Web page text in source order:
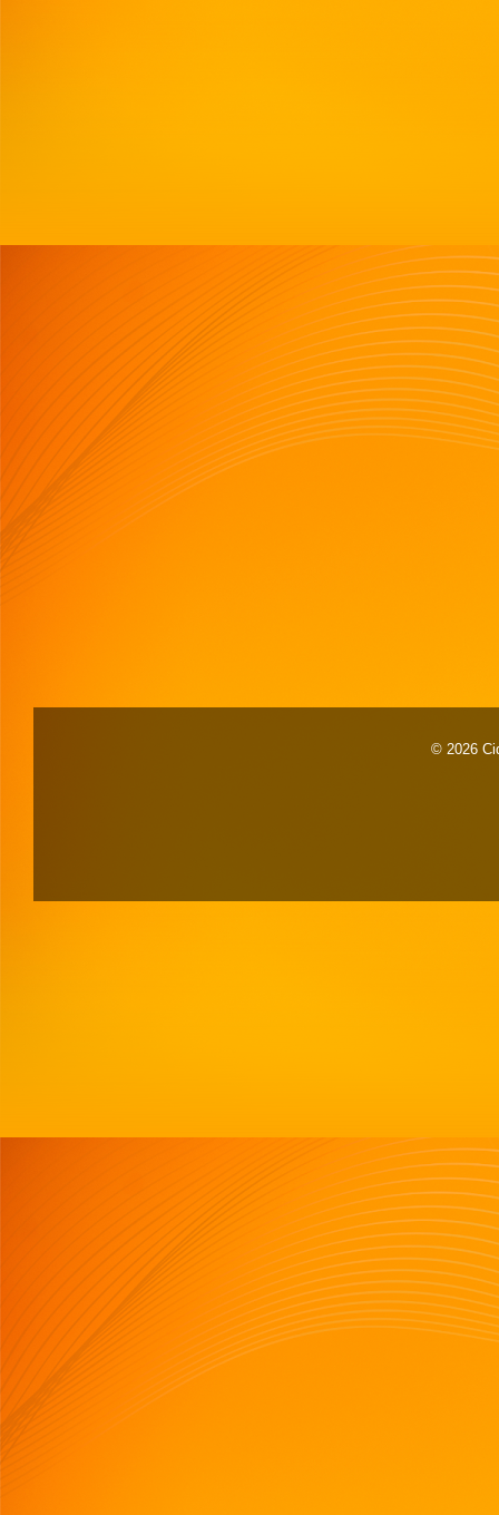
© 2026